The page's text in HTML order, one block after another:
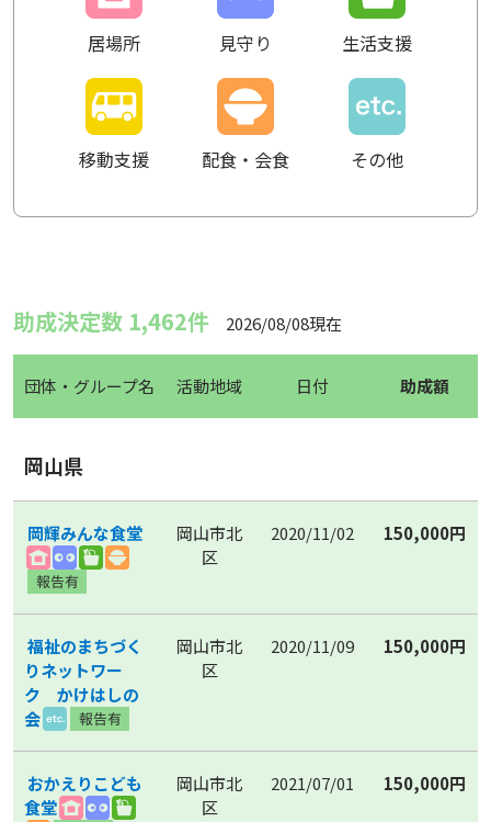
居場所 見守り 生活支援
移動支援 配食・会食 その他
助成決定数 1,462件 2026/08/08現在
団体・グループ名 活動地域 日付 助成額
岡山県
岡輝みんな食堂
岡山市北
区
2020/11/02 150,000円
福祉のまちづく
りネットワー
ク かけはしの
会
岡山市北
区
2020/11/09 150,000円
おかえりこども
食堂
岡山市北
区
2021/07/01 150,000円